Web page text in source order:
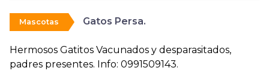
Mascotas Gatos Persa.
Hermosos Gatitos Vacunados y desparasitados,
padres presentes. Info: 0991509143.